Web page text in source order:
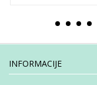
INFORMACIJE